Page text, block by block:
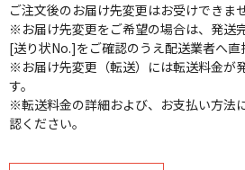
ご注文後のお届け先変更はお受けできませ
※お届け先変更をご希望の場合は、発送
[送り状No.]をご確認のうえ配送業者へ直
※お届け先変更（転送）には転送料金が
す。
※転送料金の詳細および、お支払い方法
認ください。